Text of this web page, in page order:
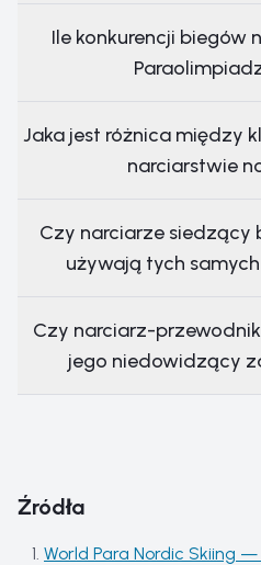
Ile konkurencji biegów
Jaka jest różnica między
narciarstwie
Czy narciarze siedzący
używają tych
Czy narciarz-
jego niedowidzący
Źródła
World Para Nordic Skiing